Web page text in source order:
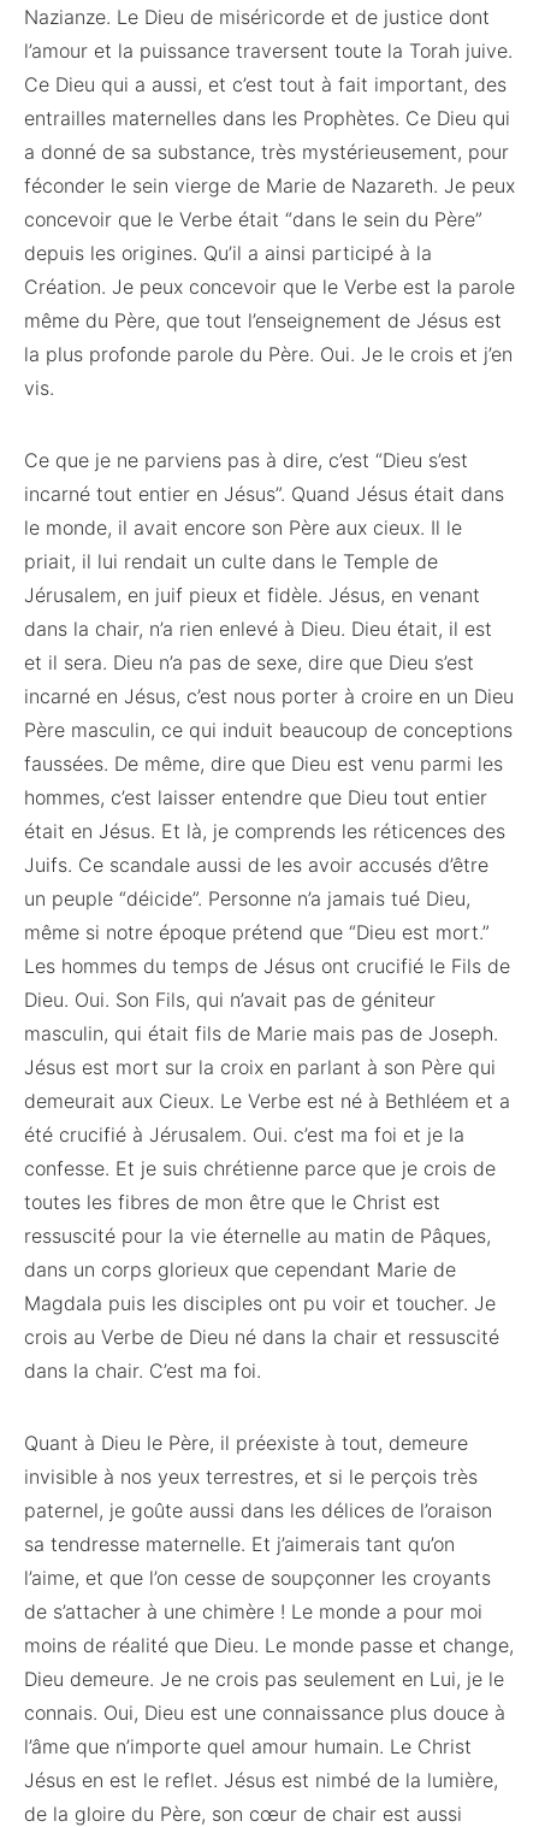
Nazianze. Le Dieu de miséricorde et de justice dont
l’amour et la puissance traversent toute la Torah juive.
Ce Dieu qui a aussi, et c’est tout à fait important, des
entrailles maternelles dans les Prophètes. Ce Dieu qui
a donné de sa substance, très mystérieusement, pour
féconder le sein vierge de Marie de Nazareth. Je peux
concevoir que le Verbe était “dans le sein du Père”
depuis les origines. Qu’il a ainsi participé à la
Création. Je peux concevoir que le Verbe est la parole
même du Père, que tout l’enseignement de Jésus est
la plus profonde parole du Père. Oui. Je le crois et j’en
vis.
Ce que je ne parviens pas à dire, c’est “Dieu s’est
incarné tout entier en Jésus”. Quand Jésus était dans
le monde, il avait encore son Père aux cieux. Il le
priait, il lui rendait un culte dans le Temple de
Jérusalem, en juif pieux et fidèle. Jésus, en venant
dans la chair, n’a rien enlevé à Dieu. Dieu était, il est
et il sera. Dieu n’a pas de sexe, dire que Dieu s’est
incarné en Jésus, c’est nous porter à croire en un Dieu
Père masculin, ce qui induit beaucoup de conceptions
faussées. De même, dire que Dieu est venu parmi les
hommes, c’est laisser entendre que Dieu tout entier
était en Jésus. Et là, je comprends les réticences des
Juifs. Ce scandale aussi de les avoir accusés d’être
un peuple “déicide”. Personne n’a jamais tué Dieu,
même si notre époque prétend que “Dieu est mort.”
Les hommes du temps de Jésus ont crucifié le Fils de
Dieu. Oui. Son Fils, qui n’avait pas de géniteur
masculin, qui était fils de Marie mais pas de Joseph.
Jésus est mort sur la croix en parlant à son Père qui
demeurait aux Cieux. Le Verbe est né à Bethléem et a
été crucifié à Jérusalem. Oui. c’est ma foi et je la
confesse. Et je suis chrétienne parce que je crois de
toutes les fibres de mon être que le Christ est
ressuscité pour la vie éternelle au matin de Pâques,
dans un corps glorieux que cependant Marie de
Magdala puis les disciples ont pu voir et toucher. Je
crois au Verbe de Dieu né dans la chair et ressuscité
dans la chair. C’est ma foi.
Quant à Dieu le Père, il préexiste à tout, demeure
invisible à nos yeux terrestres, et si le perçois très
paternel, je goûte aussi dans les délices de l’oraison
sa tendresse maternelle. Et j’aimerais tant qu’on
l’aime, et que l’on cesse de soupçonner les croyants
de s’attacher à une chimère ! Le monde a pour moi
moins de réalité que Dieu. Le monde passe et change,
Dieu demeure. Je ne crois pas seulement en Lui, je le
connais. Oui, Dieu est une connaissance plus douce à
l’âme que n’importe quel amour humain. Le Christ
Jésus en est le reflet. Jésus est nimbé de la lumière,
de la gloire du Père, son cœur de chair est aussi